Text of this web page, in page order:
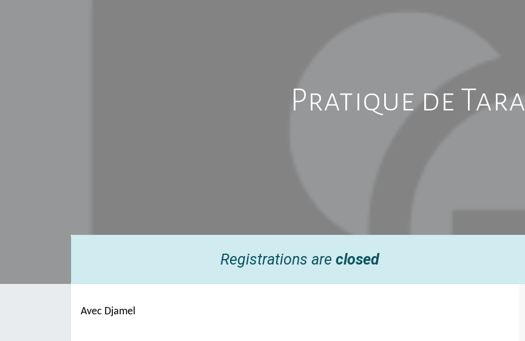
Pratique de Tara
Registrations are closed
Avec Djamel